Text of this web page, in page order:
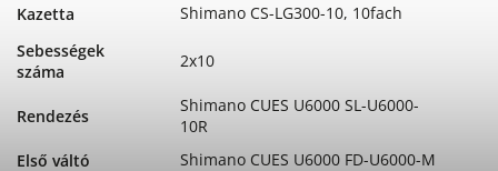
Kazetta
Shimano CS-LG300-10, 10fach
Sebességek
száma
2x10
Rendezés
Shimano CUES U6000 SL-U6000-
10R
Első váltó
Shimano CUES U6000 FD-U6000-M